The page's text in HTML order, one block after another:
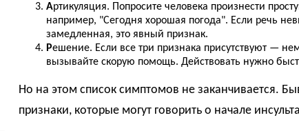
Артикуляция. Попросите человека произнести
например, "Сегодня хорошая погода". Если речь
замедленная, это явный признак.
Решение. Если все три признака присутствуют —
вызывайте скорую помощь. Действовать нужно
Но на этом список симптомов не заканчивается.
признаки, которые могут говорить о начале